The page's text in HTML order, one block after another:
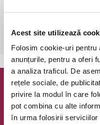
Acest site utilizează
Folosim cookie-uri
anunțurile, pentru a oferi
a analiza traficul. De
rețele sociale, de
privire la modul în care
pot combina cu alte
în urma folosirii serviciilor
Din respect pentru actori
Oferte exclusive si o